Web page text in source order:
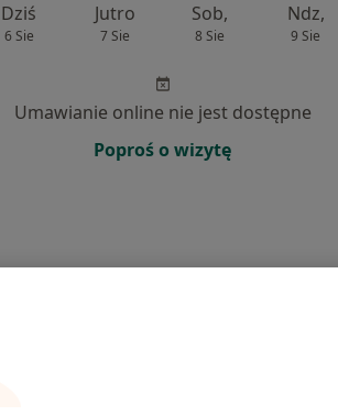
Dziś
6 Sie
Jutro
7 Sie
Sob,
8 Sie
Ndz,
9 Sie
Umawianie online nie jest dostępne
Poproś o wizytę